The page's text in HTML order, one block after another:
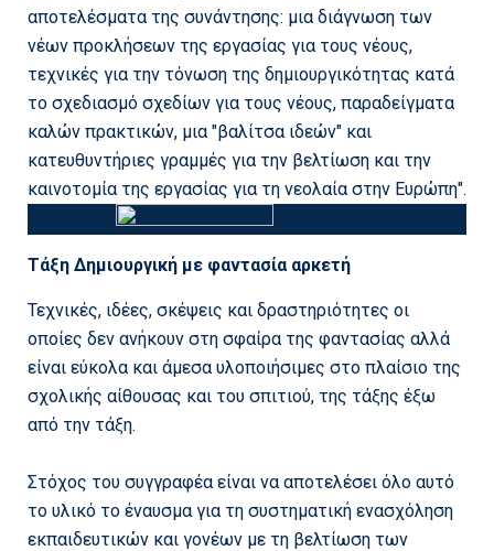
αποτελέσματα της συνάντησης: μια διάγνωση των
νέων προκλήσεων της εργασίας για τους νέους,
τεχνικές για την τόνωση της δημιουργικότητας κατά
το σχεδιασμό σχεδίων για τους νέους, παραδείγματα
καλών πρακτικών, μια "βαλίτσα ιδεών" και
κατευθυντήριες γραμμές για την βελτίωση και την
καινοτομία της εργασίας για τη νεολαία στην Ευρώπη".
Τάξη Δημιουργική με φαντασία αρκετή
Τεχνικές, ιδέες, σκέψεις και δραστηριότητες οι
οποίες δεν ανήκουν στη σφαίρα της φαντασίας αλλά
είναι εύκολα και άμεσα υλοποιήσιμες στο πλαίσιο της
σχολικής αίθουσας και του σπιτιού, της τάξης έξω
από την τάξη.
Στόχος του συγγραφέα είναι να αποτελέσει όλο αυτό
το υλικό το έναυσμα για τη συστηματική ενασχόληση
εκπαιδευτικών και γονέων με τη βελτίωση των